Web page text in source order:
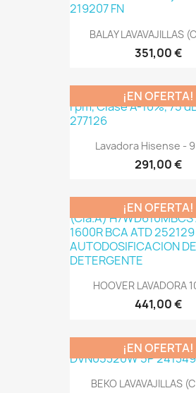
BALAY LAVAVAJILLAS
351,00 €
Lavadora Hisense -
291,00 €
¡EN OFERTA!
HOOVER LAVADORA
441,00 €
¡EN OFERTA!
BEKO LAVAVAJILLAS
¡EN OFERTA!